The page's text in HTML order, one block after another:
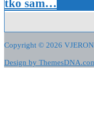
Copyright © 2026